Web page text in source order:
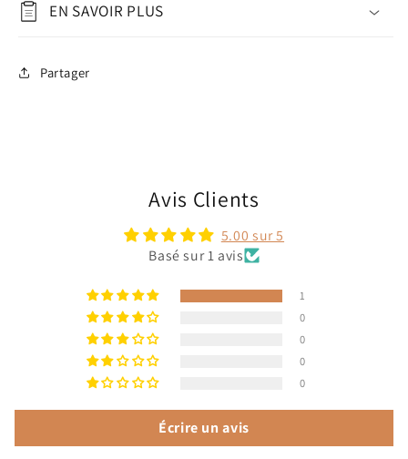
EN SAVOIR PLUS
Partager
Avis Clients
5.00 sur 5
Basé sur 1 avis
1
0
0
0
0
Écrire un avis